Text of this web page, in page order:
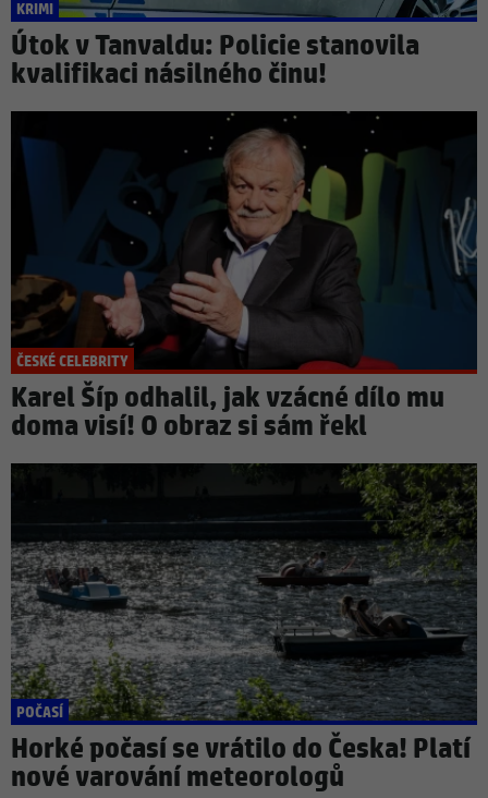
KRIMI
Útok v Tanvaldu: Policie stanovila
kvalifikaci násilného činu!
ČESKÉ CELEBRITY
Karel Šíp odhalil, jak vzácné dílo mu
doma visí! O obraz si sám řekl
POČASÍ
Horké počasí se vrátilo do Česka! Platí
nové varování meteorologů